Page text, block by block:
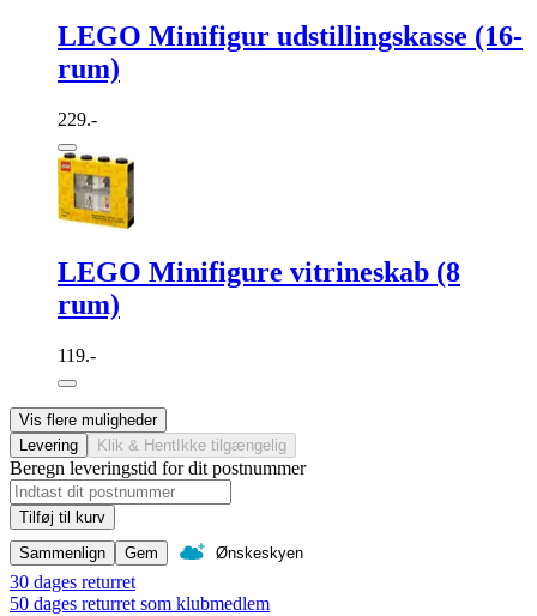
LEGO Minifigur udstillingskasse (16-
rum)
229.-
LEGO Minifigure vitrineskab (8
rum)
119.-
Vis flere muligheder
Levering
Klik & Hent Ikke tilgængelig
Beregn leveringstid for dit postnummer
Tilføj til kurv
Sammenlign
Gem Ønskeskyen
30 dages returret
50 dages returret som klubmedlem